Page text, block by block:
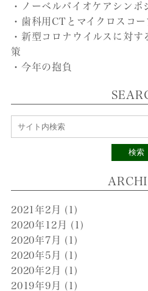
・ノーベルバイオケアシンポ
・歯科用CTとマイクロスコ
・新型コロナウイルスに対
策
・今年の抱負
検索
2021年2月 (1)
2020年12月 (1)
2020年7月 (1)
2020年5月 (1)
2020年2月 (1)
2019年9月 (1)